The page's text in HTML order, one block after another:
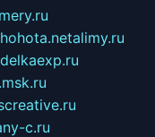
hohota.netalimy.ru
c.ru